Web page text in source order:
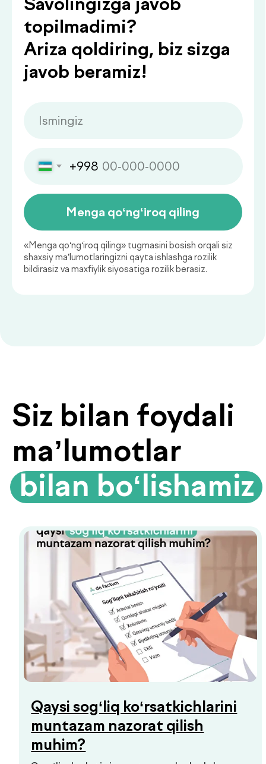
bilan bo‘lishamiz
Qaysi sog‘liq ko‘rsatkichlarini
muntazam nazorat qilish
muhim?
Sog‘liq holatini muntazam baholab
borish kasalliklarning oldini olish va
ularni erta bosqichda aniqlashning
Biyoimpedansometriya — tana
tarkibini tahlil qilish
Biyoimpedansometriya oddiy tarozilar
ko‘rsatmaydigan ma’lumotlarni beradi:
va modda almashinuvi tezligi.
Organizmingizda aslida nima sodir
Prediabet belgilari: qachon
shifokorga murojaat qilish
kerak